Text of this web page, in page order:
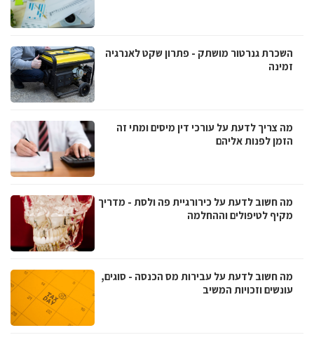
השכרת גנרטור מושתק - פתרון שקט לאנרגיה
זמינה
מה צריך לדעת על עורכי דין מיסים ומתי זה
הזמן לפנות אליהם
מה חשוב לדעת על כירורגיית פה ולסת - מדריך
מקיף לטיפולים וההחלמה
מה חשוב לדעת על עבירות מס הכנסה - סוגים,
עונשים וזכויות המשיב